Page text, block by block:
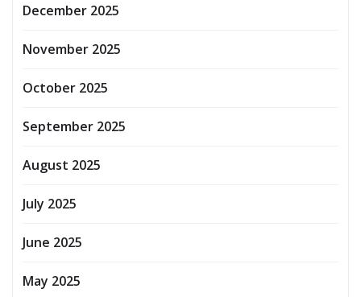
December 2025
November 2025
October 2025
September 2025
August 2025
July 2025
June 2025
May 2025